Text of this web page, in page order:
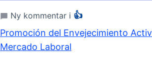
Ny kommentar i 👍
Promoción del Envejecimiento
Mercado Laboral